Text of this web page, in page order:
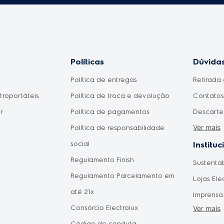
Políticas
Política de entregas
Política de troca e devolução
Política de pagamentos
Política de responsabilidade
social
Regulamento Finish
Regulamento Parcelamento em
até 21x
Consórcio Electrolux
Retirada
Meu
Como
Ver mais
Lojas
Imprensa
Ver mais